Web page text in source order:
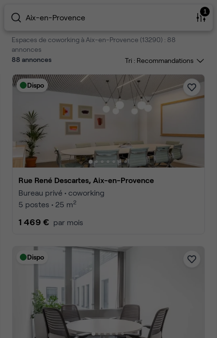
Aix-en-Provence
1
Espaces de coworking à Aix-en-Provence (13290) : 88
annonces
88 annonces Tri :
Dispo
Rue René Descartes, Aix-en-Provence
Bureau privé • coworking
5 postes • 25 m2
1 469 € par mois
Dispo